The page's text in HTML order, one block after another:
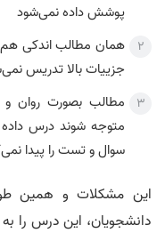
پوشش داده نمی‌شود
همان مطالب اندکی
جزییات بالا تدریس
مطالب بصورت روان
متوجه شوند درس داده
سوال و تست را پیدا
این مشکلات و همین
دانشجویان، این درس را